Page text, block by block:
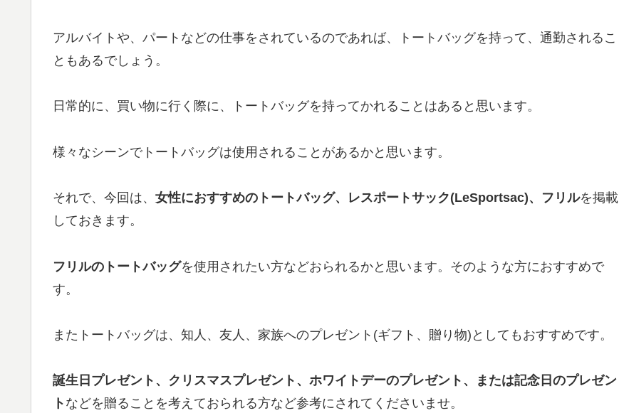
アルバイトや、パートなどの仕事をされているのであれば、トートバッグを持って、通勤されるこ
ともあるでしょう。
日常的に、買い物に行く際に、トートバッグを持ってかれることはあると思います。
様々なシーンでトートバッグは使用されることがあるかと思います。
それで、今回は、 女性におすすめのトートバッグ、レスポートサック(LeSportsac)、フリルを掲載
しておきます。
フリルのトートバッグを使用されたい方などおられるかと思います。そのような方におすすめで
す。
またトートバッグは、知人、友人、家族へのプレゼント(ギフト、贈り物)としてもおすすめです。
誕生日プレゼント、クリスマスプレゼント、ホワイトデーのプレゼント、または記念日のプレゼン
ト などを贈ることを考えておられる方など参考にされてくださいませ。